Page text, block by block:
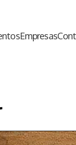
Empresas